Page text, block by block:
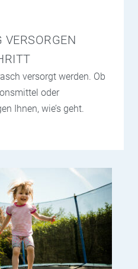
versorgt werden. Ob
oder
Ihnen, wie’s geht.